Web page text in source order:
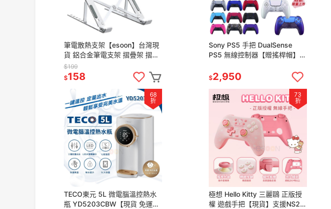
筆電散熱支架【esoon】台灣現
貨 鋁合金筆電支架 摺疊架 摺疊
筆電架 電腦架 散熱架 電腦散熱
器 折疊筆電架 手機支架
$199
$158
Sony PS5 手把 DualSense
PS5 無線控制器【贈搖桿帽】
PS5搖桿
$2,950
68
折
TECO東元 5L 微電腦溫控熱水
瓶 YD5203CBW【現貨 免運】
73
折
極想 Hello Kitty 三麗鷗 正版授
權 遊戲手把【現貨】支援NS2